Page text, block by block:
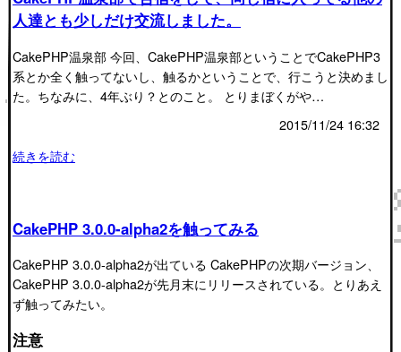
人達とも少しだけ交流しました。
CakePHP温泉部 今回、CakePHP温泉部ということでCakePHP3
系とか全く触ってないし、触るかということで、行こうと決めまし
た。ちなみに、4年ぶり？とのこと。 とりまぼくがや…
2015/11/24 16:32
続きを読む
CakePHP 3.0.0-alpha2を触ってみる
CakePHP 3.0.0-alpha2が出ている CakePHPの次期バージョン、
CakePHP 3.0.0-alpha2が先月末にリリースされている。とりあえ
ず触ってみたい。
注意